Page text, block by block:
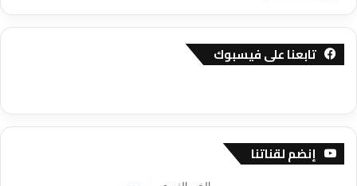
تابعنا على فيسبوك
إنضم لقناتنا